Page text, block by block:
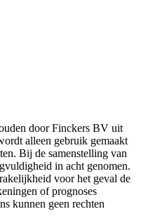
door Finckers BV uit
alleen gebruik gemaakt
Bij de samenstelling van
in acht genomen.
voor het geval de
of prognoses
kunnen geen rechten